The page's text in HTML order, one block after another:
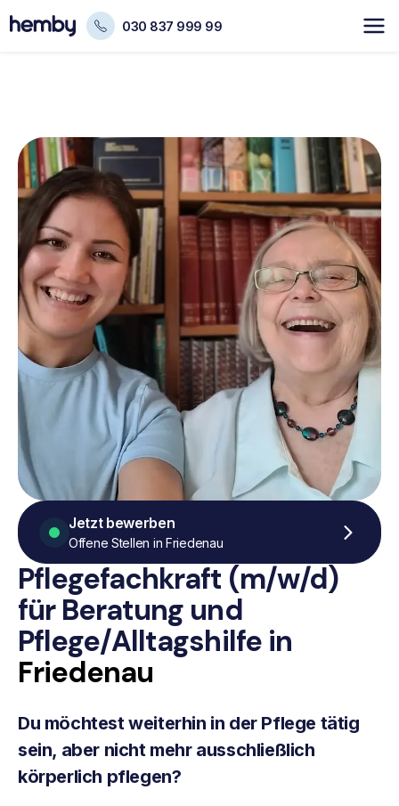
030 837 999 99
Pflegefachkraft (m/w/d)
für Beratung und
Pflege/Alltagshilfein
Friedenau
Du möchtest weiterhin in der Pflege tätig
sein, aber nicht mehr ausschließlich
körperlich pflegen?
Jetzt bewerben
Offene Stellen in Friedenau